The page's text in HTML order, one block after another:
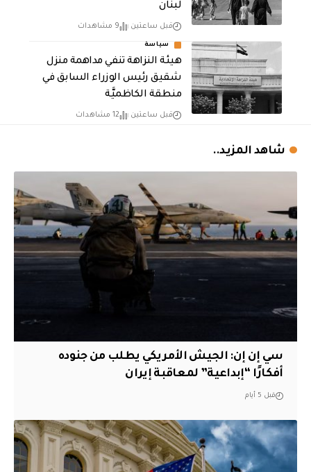
لبنان
قبل ساعتين 9 مشاهدات
سياسة
هيئة النزاهة تنفي مداهمة منزل
شقيق رئيس الوزراء السابق في
منطقة الكاظميَّة
قبل ساعتين 12 مشاهدات
شاهد المزيد..
سي إن إن: الجيش الأمريكي يطلب من جنوده
أفكارًا “إبداعية” لمعاقبة إيران
قبل 5 أيام